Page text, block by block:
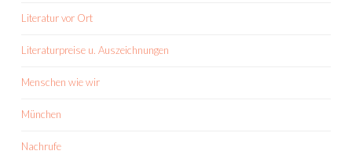
Literatur vor Ort
Literaturpreise u. Auszeichnungen
Menschen wie wir
München
Nachrufe